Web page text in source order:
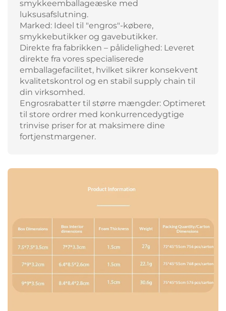
smykkeemballageæske med
luksusafslutning.
Marked: Ideel til "engros"-købere,
smykkebutikker og gavebutikker.
Direkte fra fabrikken – pålidelighed: Leveret
direkte fra vores specialiserede
emballagefacilitet, hvilket sikrer konsekvent
kvalitetskontrol og en stabil supply chain til
din virksomhed.
Engrosrabatter til større mængder: Optimeret
til store ordrer med konkurrencedygtige
trinvise priser for at maksimere dine
fortjenstmargener.